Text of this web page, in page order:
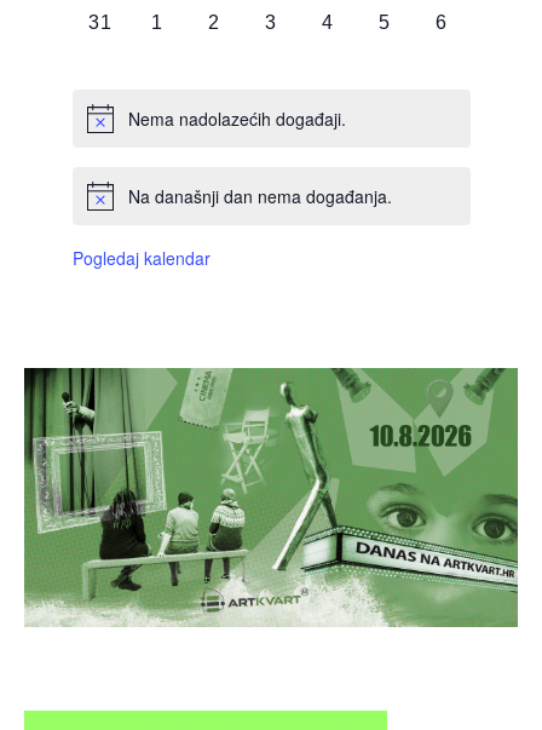
0
31
0
1
0
2
0
3
0
4
0
5
0
6
Nema nadolazećih događaji.
Na današnji dan nema događanja.
Pogledaj kalendar